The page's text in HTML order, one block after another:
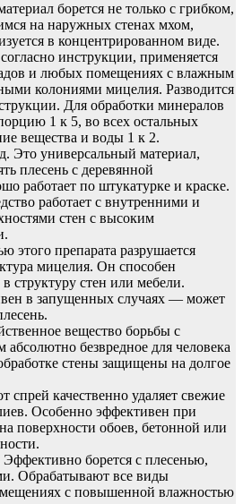
борется не только с грибком,
на наружных стенах мхом,
в концентрированном виде.
инструкции, применяется
и любых помещениях с влажным
колониями мицелия. Разводится
Для обработки минералов
1 к 5, во всех остальных
вещества и воды 1 к 2.
Это универсальный материал,
плесень с деревянной
работает по штукатурке и краске.
работает с внутренними и
стен с высоким
этого препарата разрушается
мицелия. Он способен
структуру стен или мебели.
в запущенных случаях — может
вещество борьбы с
абсолютно безвредное для человека
стены защищены на долгое
качественно удаляет свежие
Особенно эффективен при
поверхности обоев, бетонной или
борется с плесенью,
Обрабатывают все виды
с повышенной влажностью